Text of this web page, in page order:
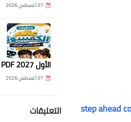
07 أغسطس 2026
الأول 2027 PDF | شرح المنهج الجديد مجانًا
07 أغسطس 2026
التعليقات